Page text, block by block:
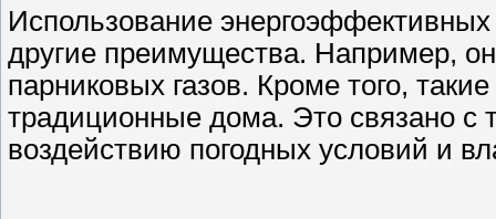
Использование
другие преимущества. Например,
парниковых газов. Кроме того,
традиционные дома. Это связано с
воздействию погодных условий и